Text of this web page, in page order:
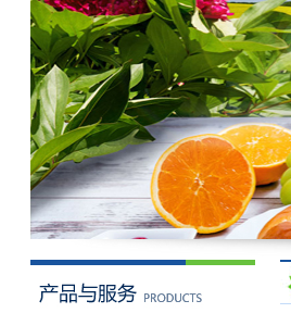
米诺地尔5%溶液